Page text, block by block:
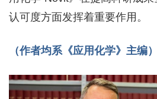
认可度方面发挥着重要作用。
（作者均系《应用化学》主编